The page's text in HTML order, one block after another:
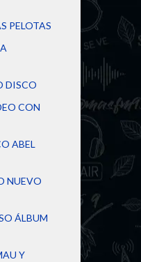
PELOTAS
DISCO
CON
ABEL
NUEVO
ÁLBUM
Y